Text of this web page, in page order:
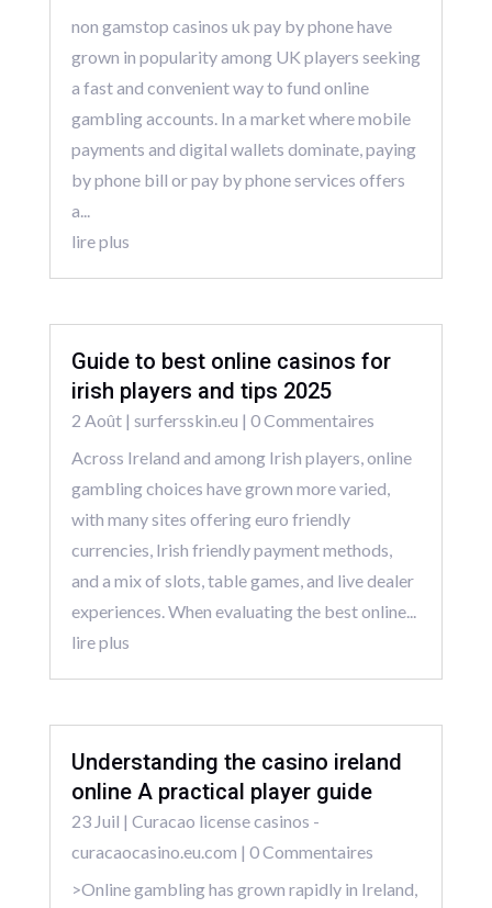
non gamstop casinos uk pay by phone have
grown in popularity among UK players seeking
a fast and convenient way to fund online
gambling accounts. In a market where mobile
payments and digital wallets dominate, paying
by phone bill or pay by phone services offers
a...
lire plus
Guide to best online casinos for
irish players and tips 2025
2 Août| surfersskin.eu | 0 Commentaires
Across Ireland and among Irish players, online
gambling choices have grown more varied,
with many sites offering euro friendly
currencies, Irish friendly payment methods,
and a mix of slots, table games, and live dealer
experiences. When evaluating the best online...
lire plus
Understanding the casino ireland
online A practical player guide
23 Juil | Curacao license casinos -
curacaocasino.eu.com | 0 Commentaires
>Online gambling has grown rapidly in Ireland,